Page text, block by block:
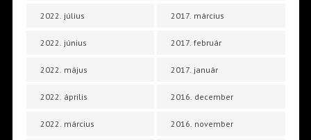
2022. július
2022. június
2022. május
2022. április
2022. március
2017. március
2017. február
2017. január
2016. december
2016. november